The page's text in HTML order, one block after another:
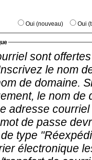
sont
le nom
de domaine.
le nom de
adresse
de passe
type
électronique